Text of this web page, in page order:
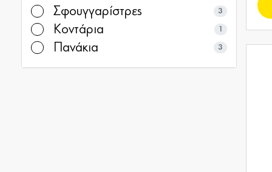
Σφουγγαρίστρες 3
Κοντάρια 1
Πανάκια 3